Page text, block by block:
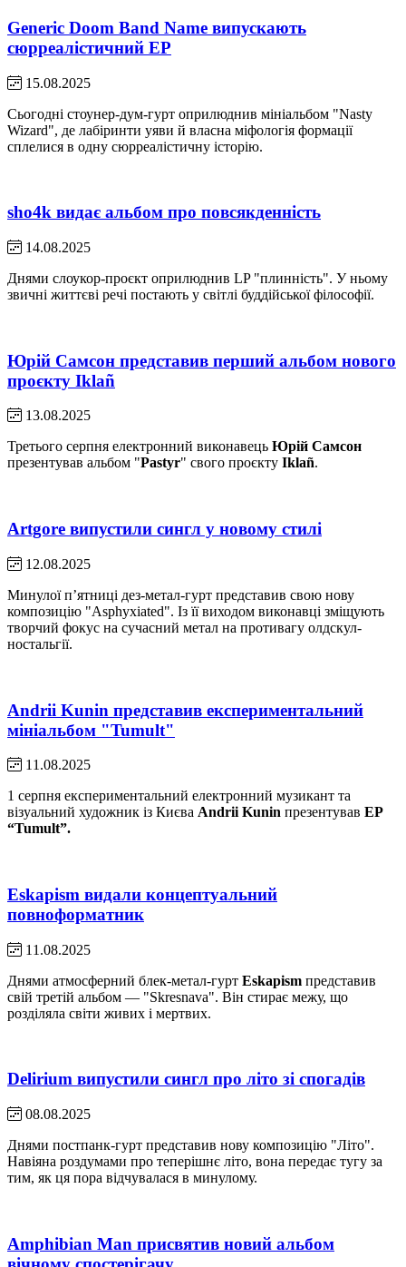
Generic Doom Band Name випускають
сюрреалістичний EP
15.08.2025
Сьогодні стоунер-дум-гурт оприлюднив мініальбом "Nasty
Wizard", де лабіринти уяви й власна міфологія формації
сплелися в одну сюрреалістичну історію.
sho4k видає альбом про повсякденність
14.08.2025
Днями слоукор-проєкт оприлюднив LP "плинність". У ньому
звичні життєві речі постають у світлі буддійської філософії.
Юрій Самсон представив перший альбом нового
проєкту Iklañ
13.08.2025
Третього серпня електронний виконавець Юрій Самсон
презентував альбом "Pastyr" свого проєкту Iklañ.
Artgore випустили сингл у новому стилі
12.08.2025
Минулої пʼятниці дез-метал-гурт представив свою нову
композицію "Asphyxiated". Із її виходом виконавці зміщують
творчий фокус на сучасний метал на противагу олдскул-
ностальгії.
Andrii Kunin представив експериментальний
мініальбом "Tumult"
11.08.2025
1 серпня експериментальний електронний музикант та
візуальний художник із Києва Andrii Kunin презентував EP
“Tumult”.
Eskapism видали концептуальний
повноформатник
11.08.2025
Днями атмосферний блек-метал-гурт Eskapism представив
свій третій альбом — "Skresnava". Він стирає межу, що
розділяла світи живих і мертвих.
Delirium випустили сингл про літо зі спогадів
08.08.2025
Днями постпанк-гурт представив нову композицію "Літо".
Навіяна роздумами про теперішнє літо, вона передає тугу за
тим, як ця пора відчувалася в минулому.
Amphibian Man присвятив новий альбом